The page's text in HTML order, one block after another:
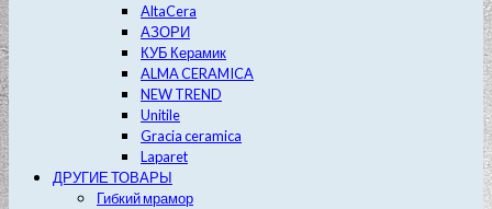
AltaCera
АЗОРИ
КУБ Керамик
ALMA CERAMICA
NEW TREND
Unitile
Gracia ceramica
Laparet
ДРУГИЕ ТОВАРЫ
Гибкий мрамор